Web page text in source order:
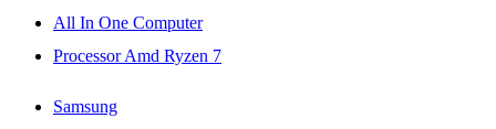
All In One Computer
Processor Amd Ryzen 7
Samsung